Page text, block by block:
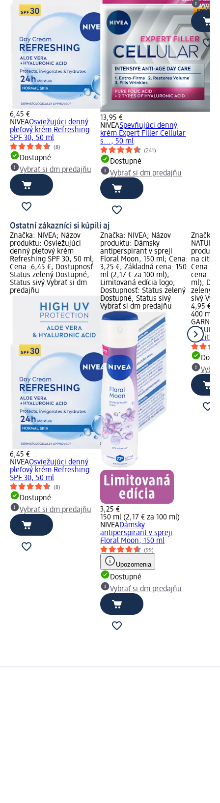
6,45 €
NIVEAOsviežujúci denný
pleťový krém Refreshing
SPF 30, 50 ml
(8)
Dostupné
Vybrať si dm predajňu
13,95 €
NIVEASpevňujúci denný
krém Expert Filler Cellular
s..., 50 ml
(241)
Dostupné
Vybrať si dm predajňu
Ostatní zákazníci si kúpili aj
Značka: NIVEA; Názov
produktu: Osviežujúci
denný pleťový krém
Refreshing SPF 30, 50 ml;
Cena: 6,45 €; Dostupnosť:
Status zelený Dostupné,
Status sivý Vybrať si dm
predajňu
6,45 €
NIVEAOsviežujúci denný
pleťový krém Refreshing
SPF 30, 50 ml
(8)
Dostupné
Vybrať si dm predajňu
Značka: NIVEA; Názov
produktu: Dámsky
antiperspirant v spreji
Floral Moon, 150 ml; Cena:
3,25 €; Základná cena: 150
ml (2,17 € za 100 ml);
Limitovaná edícia logo;
Dostupnosť: Status zelený
Dostupné, Status sivý
Vybrať si dm predajňu
3,25 €
150 ml (2,17 € za 100 ml)
NIVEADámsky
antiperspirant v spreji
Floral Moon, 150 ml
(99)
Upozornenia
Dostupné
Vybrať si dm predajňu
Značka:
na
Cena:
cena:
ml);
zelený
sivý
4,95 €
400 ml
na